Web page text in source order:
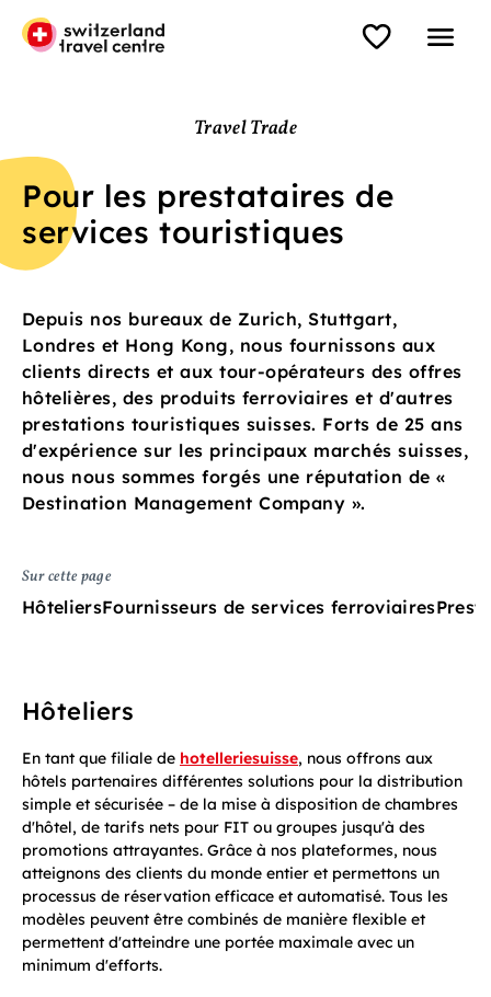
Travel Trade
Pour les prestataires de
services touristiques
Depuis nos bureaux de Zurich, Stuttgart,
Londres et Hong Kong, nous fournissons aux
clients directs et aux tour-opérateurs des offres
hôtelières, des produits ferroviaires et d'autres
prestations touristiques suisses. Forts de 25 ans
d'expérience sur les principaux marchés suisses,
nous nous sommes forgés une réputation de «
Destination Management Company ».
Sur cette page
HôteliersFournisseurs de services ferroviaires
Hôteliers
En tant que filiale de hotelleriesuisse, nous offrons aux
hôtels partenaires différentes solutions pour la distribution
simple et sécurisée – de la mise à disposition de chambres
d'hôtel, de tarifs nets pour FIT ou groupes jusqu'à des
promotions attrayantes. Grâce à nos plateformes, nous
atteignons des clients du monde entier et permettons un
processus de réservation efficace et automatisé. Tous les
modèles peuvent être combinés de manière flexible et
permettent d'atteindre une portée maximale avec un
minimum d'efforts.